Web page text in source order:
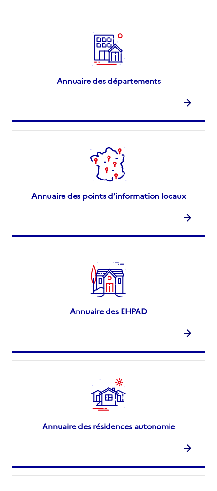
Annuaire des départements
Annuaire des points d’information locaux
Annuaire des EHPAD
Annuaire des résidences autonomie